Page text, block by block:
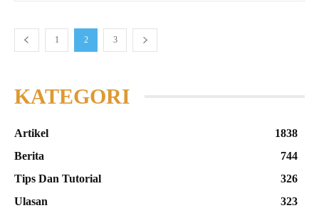
1 2 3
KATEGORI
Artikel
1838
Berita
744
Tips Dan Tutorial
326
Ulasan
323